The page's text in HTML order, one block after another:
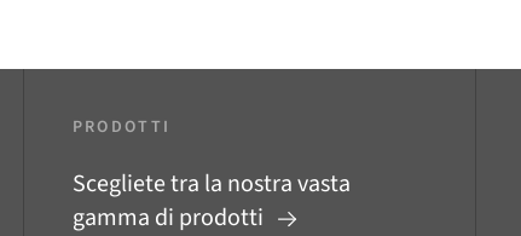
PRODOTTI
Scegliete tra la nostra vasta
gamma di prodotti